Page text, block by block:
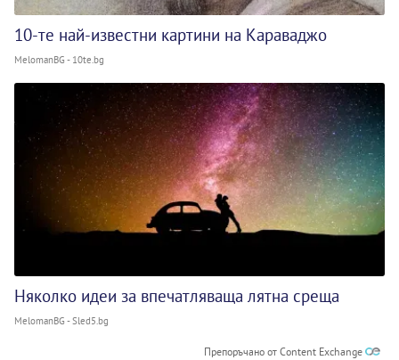
10-те най-известни картини на Караваджо
MelomanBG - 10te.bg
Няколко идеи за впечатляваща лятна среща
MelomanBG - Sled5.bg
Препоръчано от Content Exchange